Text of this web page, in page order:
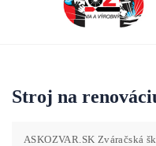
Stroj na
ASKOZVAR.SK Zváračská